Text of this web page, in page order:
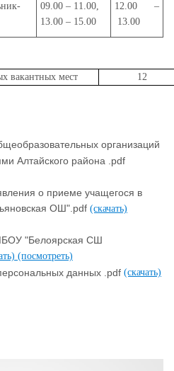
09.00 – 11.00,
13.00 – 15.00
12.00 –
13.00
вакантных мест 12
организаций
Алтайского района .pdf
о приеме учащегося в
ОШ".pdf (скачать)
"Белоярская СШ
(посмотреть)
данных .pdf (скачать)